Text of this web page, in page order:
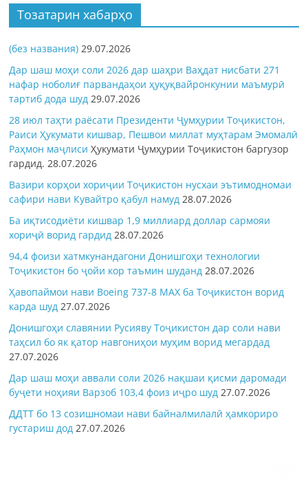
Тозатарин хабарҳо
(без названия) 29.07.2026
Дар шаш моҳи соли 2026 дар шаҳри Ваҳдат нисбати 271
нафар ноболиғ парвандаҳои ҳуқуқвайронкунии маъмурӣ
тартиб дода шуд 29.07.2026
28 июл таҳти раёсати Президенти Ҷумҳурии Тоҷикистон,
Раиси Ҳукумати кишвар, Пешвои миллат муҳтарам Эмомалӣ
Раҳмон маҷлисиҲукумати Ҷумҳурии Тоҷикистон баргузор
гардид.28.07.2026
Вазири корҳои хориҷии Тоҷикистон нусхаи эътимодномаи
сафири нави Кувайтро қабул намуд 28.07.2026
Ба иқтисодиёти кишвар 1,9 миллиард доллар сармояи
хориҷӣ ворид гардид 28.07.2026
94,4 фоизи хатмкунандагони Донишгоҳи технологии
Тоҷикистон бо ҷойи кор таъмин шуданд 28.07.2026
Ҳавопаймои нави Boeing 737-8 MAX ба Тоҷикистон ворид
карда шуд 27.07.2026
Донишгоҳи славянии Русияву Тоҷикистон дар соли нави
таҳсил бо як қатор навгониҳои муҳим ворид мегардад
27.07.2026
Дар шаш моҳи аввали соли 2026 нақшаи қисми даромади
буҷети ноҳияи Варзоб 103,4 фоиз иҷро шуд 27.07.2026
ДДТТ бо 13 созишномаи нави байналмилалӣ ҳамкориро
густариш дод 27.07.2026